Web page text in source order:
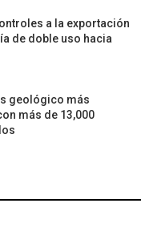
a la exportación
de doble uso hacia
geológico más
más de 13,000